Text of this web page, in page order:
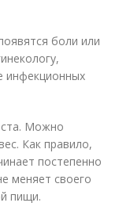
боли или
инфекционных
Можно
Как правило,
постепенно
меняет своего
пищи.